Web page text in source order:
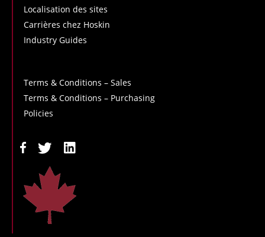
Localisation des sites
Carrières chez Hoskin
Industry Guides
Terms & Conditions – Sales
Terms & Conditions – Purchasing
Policies